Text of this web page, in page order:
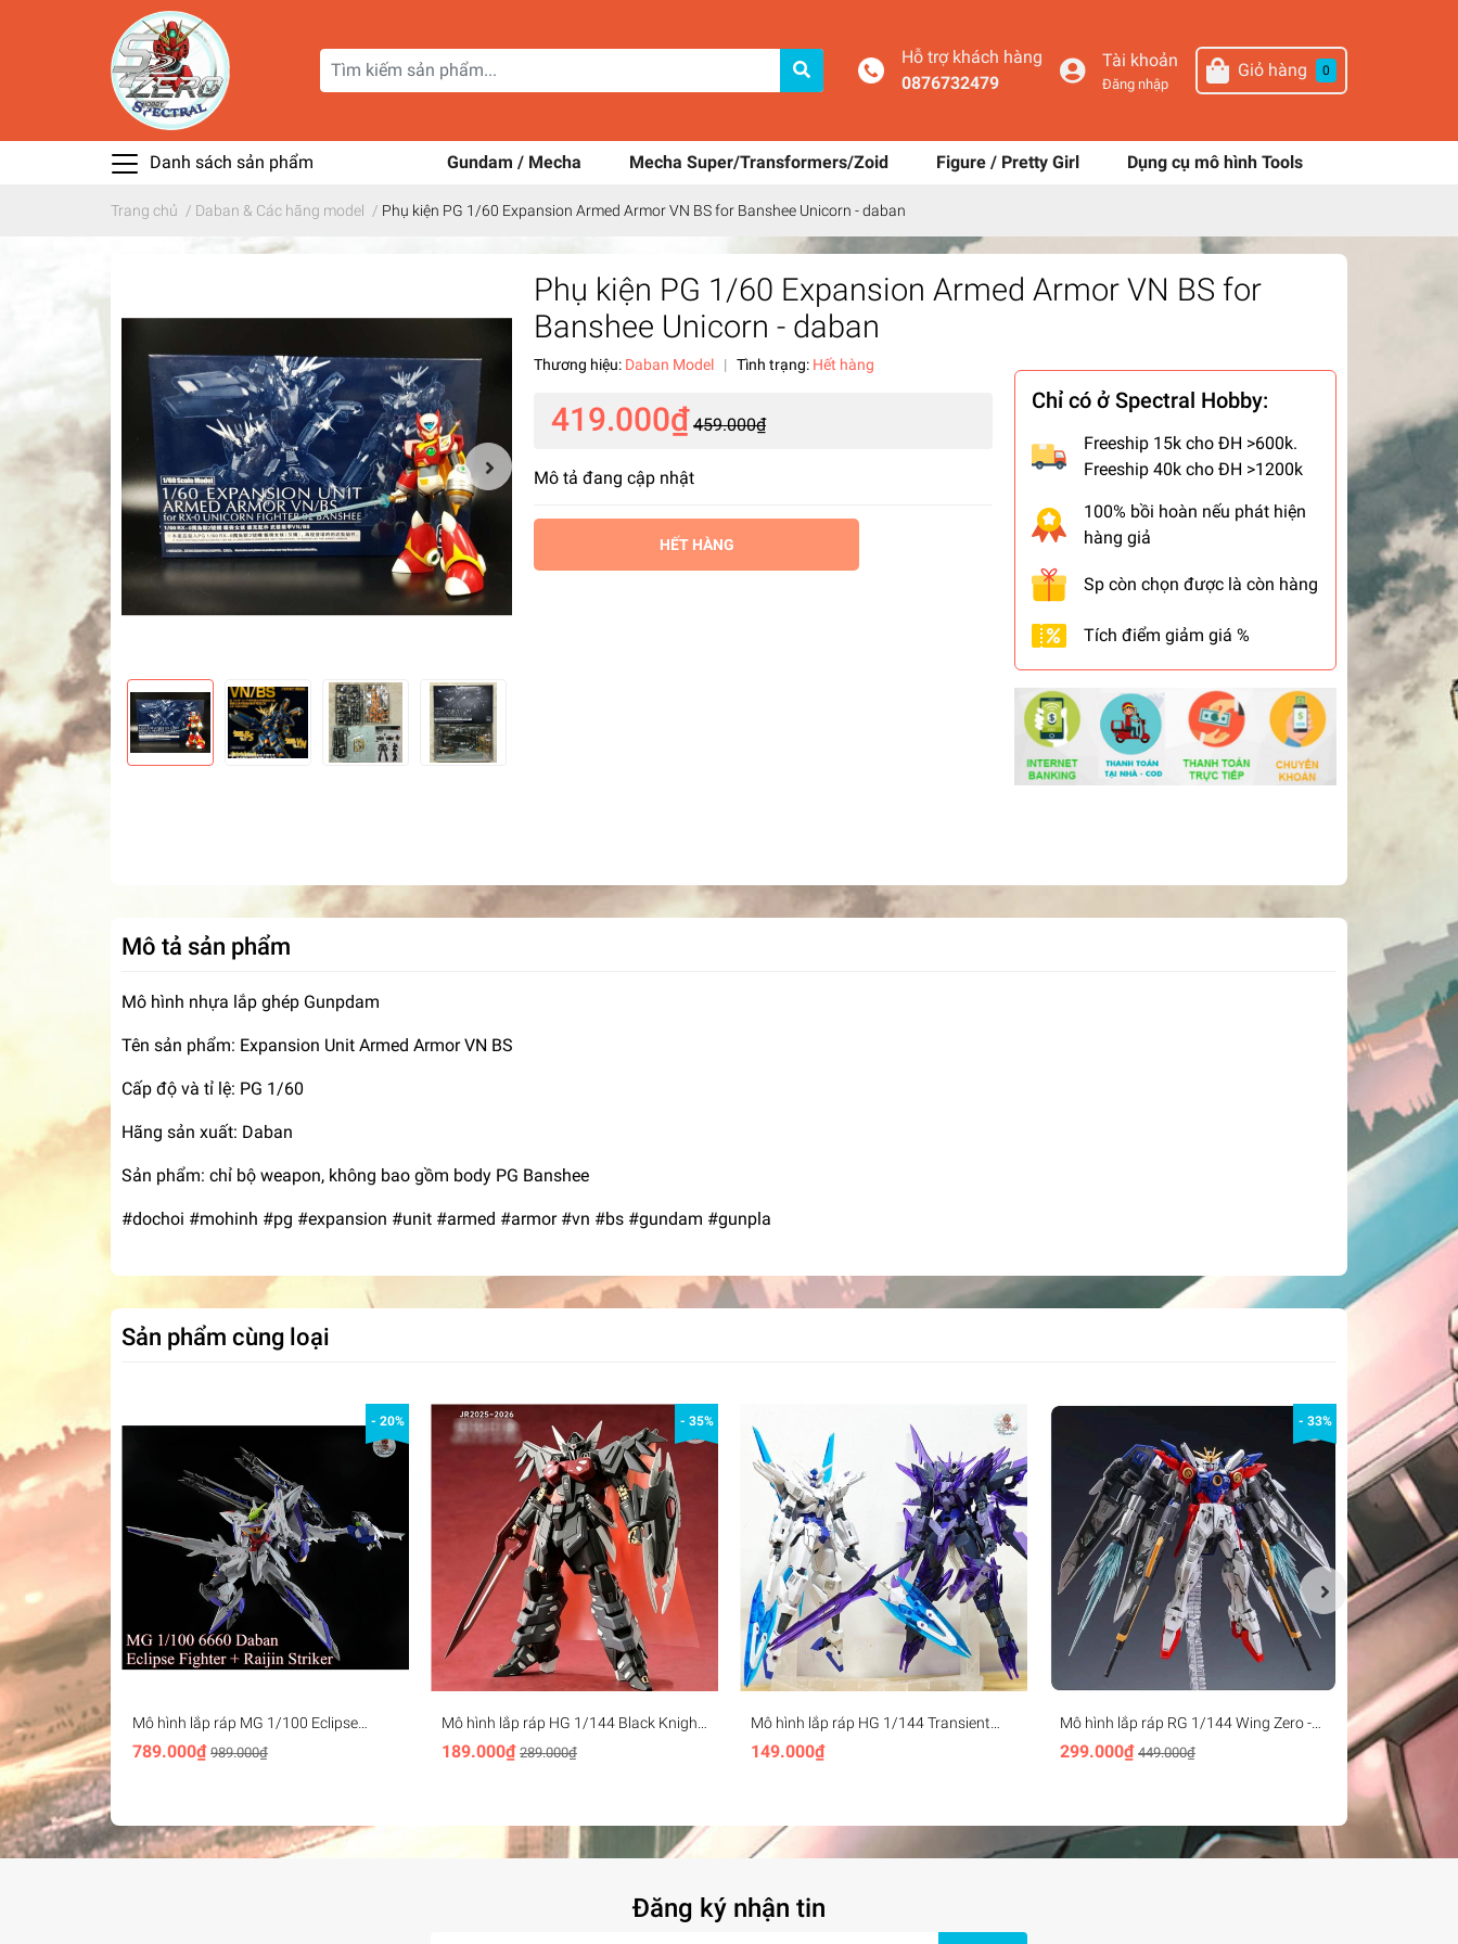
Hỗ trợ khách hàng
0876732479
Tài khoản
Đăng nhập
Giỏ hàng 0
Danh sách sản phẩm Gundam / Mecha Mecha Super/Transformers/Zoid Figure / Pretty Girl Dụng cụ mô hình Tools
Trang chủ / Daban & Các hãng model / Phụ kiện PG 1/60 Expansion Armed Armor VN BS for Banshee Unicorn - daban
Phụ kiện PG 1/60 Expansion Armed Armor VN BS for
Banshee Unicorn - daban
Thương hiệu: Daban Model | Tình trạng: Hết hàng
419.000₫ 459.000₫
Mô tả đang cập nhật
HẾT HÀNG
Chỉ có ở Spectral Hobby:
Freeship 15k cho ĐH >600k.
Freeship 40k cho ĐH >1200k
100% bồi hoàn nếu phát hiện
hàng giả
Sp còn chọn được là còn hàng
Tích điểm giảm giá %
Mô tả sản phẩm
Mô hình nhựa lắp ghép Gunpdam
Tên sản phẩm: Expansion Unit Armed Armor VN BS
Cấp độ và tỉ lệ: PG 1/60
Hãng sản xuất: Daban
Sản phẩm: chỉ bộ weapon, không bao gồm body PG Banshee
#dochoi #mohinh #pg #expansion #unit #armed #armor #vn #bs #gundam #gunpla
Sản phẩm cùng loại
- 20%
Mô hình lắp ráp MG 1/100 Eclipse
gundam + Raijin Striker 6660 Daban
789.000₫ 989.000₫
- 35%
Mô hình lắp ráp HG 1/144 Black Knight
Squad Shi-ve.A gundam - Sharp
Impression
189.000₫ 289.000₫
Mô hình lắp ráp HG 1/144 Transient
Glacier - JMS model
149.000₫
- 33%
Mô hình lắp ráp RG 1/144 Wing Zero -
9902 Golden Horse
(base+effect+decal)
299.000₫ 449.000₫
Mô hình lắp
Psycho
269.000₫
Đăng ký nhận tin